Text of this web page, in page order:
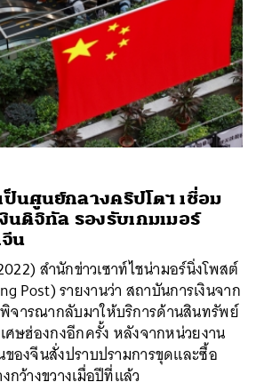
นศูนย์กลางคริปโตฯ เชื่อม
นดิจิทัล รองรับเกมเมอร์
น
สำนักข่าวเซาท์ไชน่ามอร์นิ่งโพสต์
Post) รายงานว่า สถาบันการเงินจาก
ารณากลับมาให้บริการด้านสินทรัพย์
ษฮ่องกงอีกครั้ง หลังจากหน่วยงาน
องจีนสั่งปราบปรามการขุดและซื้อ
ว้างขวางเมื่อปีที่แล้ว